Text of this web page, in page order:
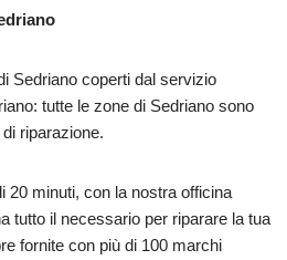
Sedriano coperti dal servizio
tutte le zone di Sedriano sono
riparazione.
20 minuti, con la nostra officina
tutto il necessario per riparare la tua
fornite con più di 100 marchi